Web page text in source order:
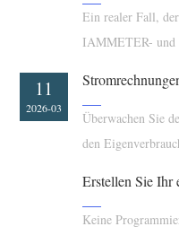
Blog
Ein realer Fall,
IAMMETER- und
16
2026-03
Überwachen Sie
den
11
2026-03
Keine